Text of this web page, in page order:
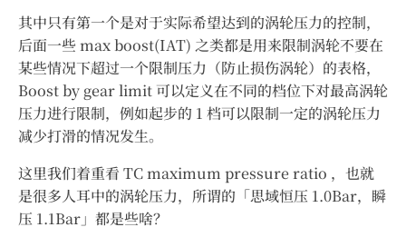
其中只有第一个是对于实际希望达到的涡轮压力的控制，
后面一些 max boost(IAT) 之类都是用来限制涡轮不要在
某些情况下超过一个限制压力（防止损伤涡轮）的表格，
Boost by gear limit 可以定义在不同的档位下对最高涡轮
压力进行限制，例如起步的 1 档可以限制一定的涡轮压力
减少打滑的情况发生。
这里我们着重看 TC maximum pressure ratio ，也就
是很多人耳中的涡轮压力，所谓的「思域恒压 1.0Bar，瞬
压 1.1Bar」都是些啥？